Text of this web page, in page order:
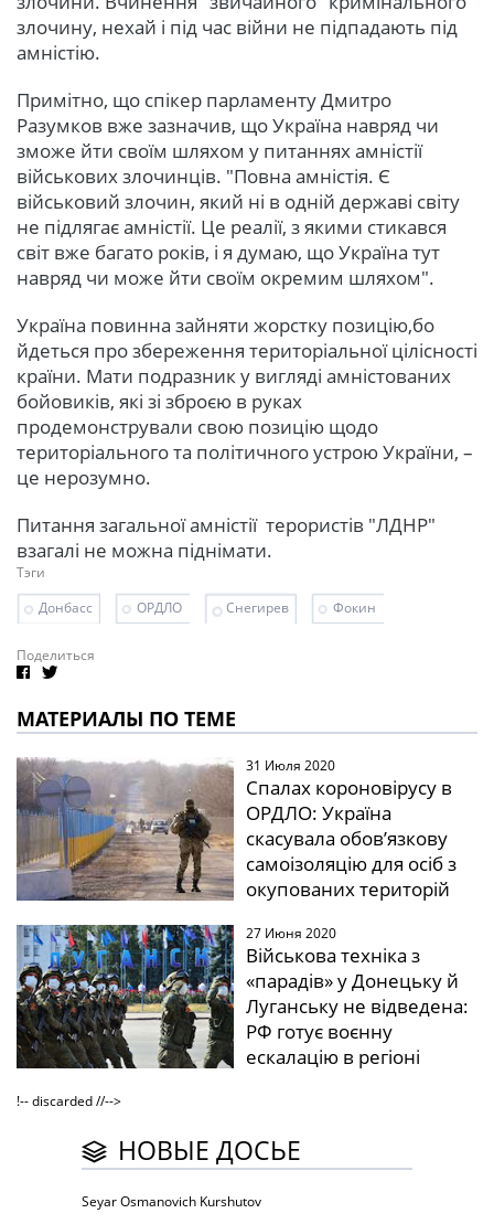
злочину, нехай і під час війни не підпадають під
амністію.
Примітно, що спікер парламенту Дмитро
Разумков вже зазначив, що Україна навряд чи
зможе йти своїм шляхом у питаннях амністії
військових злочинців. "Повна амністія. Є
військовий злочин, який ні в одній державі світу
не підлягає амністії. Це реалії, з якими стикався
світ вже багато років, і я думаю, що Україна тут
навряд чи може йти своїм окремим шляхом".
Україна повинна зайняти жорстку позицію,бо
йдеться про збереження територіальної цілісності
країни. Мати подразник у вигляді амністованих
бойовиків, які зі зброєю в руках
продемонстрували свою позицію щодо
територіального та політичного устрою України, –
це нерозумно.
Питання загальної амністії терористів "ЛДНР"
взагалі не можна піднімати.
Тэги
Донбасс
ОРДЛО Снегирев Фокин
Поделиться
МАТЕРИАЛЫ ПО ТЕМЕ
31 Июля 2020
Спалах короновірусу в
ОРДЛО: Україна
скасувала обов’язкову
самоізоляцію для осіб з
окупованих територій
27 Июня 2020
Військова техніка з
«парадів» у Донецьку й
Луганську не відведена:
РФ готує воєнну
ескалацію в регіоні
!-- discarded //-->
НОВЫЕ ДОСЬЕ
Seyar Osmanovich Kurshutov